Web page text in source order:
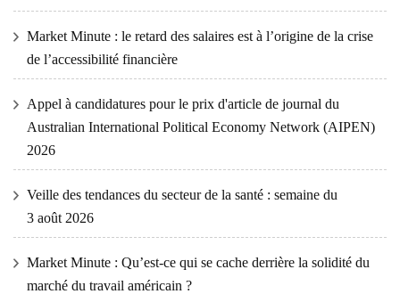
Market Minute : le retard des salaires est à l’origine de la crise
de l’accessibilité financière
Appel à candidatures pour le prix d'article de journal du
Australian International Political Economy Network (AIPEN)
2026
Veille des tendances du secteur de la santé : semaine du
3 août 2026
Market Minute : Qu’est-ce qui se cache derrière la solidité du
marché du travail américain ?